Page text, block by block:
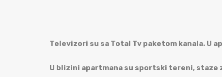
Televizori su sa Total Tv paketom kanala. U
U blizini apartmana su sportski tereni, staze